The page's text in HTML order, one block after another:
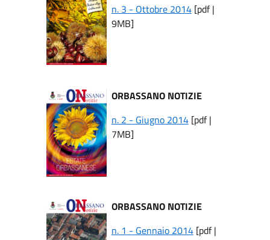
n. 3 - Ottobre 2014[pdf |
9MB]
ORBASSANO NOTIZIE
n. 2 - Giugno 2014[pdf |
7MB]
ORBASSANO NOTIZIE
n. 1 - Gennaio 2014[pdf |